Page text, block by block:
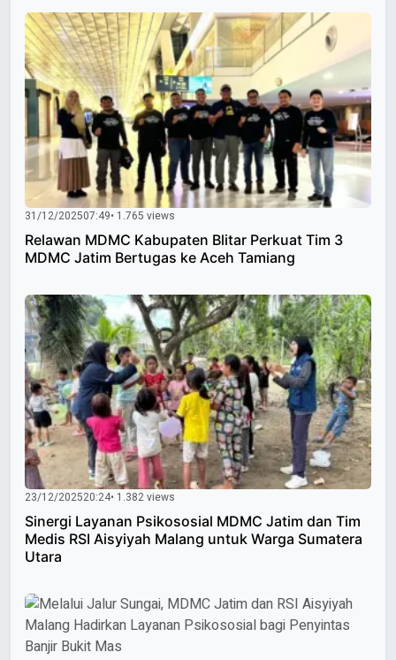
31/12/202507:49• 1.765 views
Relawan MDMC Kabupaten Blitar Perkuat Tim 3
MDMC Jatim Bertugas ke Aceh Tamiang
23/12/202520:24• 1.382 views
Sinergi Layanan Psikososial MDMC Jatim dan Tim
Medis RSI Aisyiyah Malang untuk Warga Sumatera
Utara